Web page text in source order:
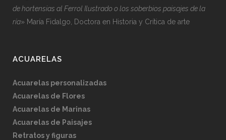
de hortensias al Ferrol Ilustrado o los soberbios paisajes de la
ría» María Fidalgo, Doctora en Historia y Crítica de arte
ACUARELAS
Acuarelas personalizadas
Acuarelas de Flores
Acuarelas de Marinas
Acuarelas de Paisajes
Retratos y figuras